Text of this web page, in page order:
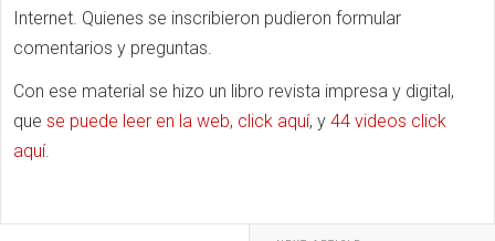
Internet. Quienes se inscribieron pudieron formular
comentarios y preguntas.
Con ese material se hizo un libro revista impresa y digital,
que se puede leer en la web, click aquí, y 44 videos click
aquí.